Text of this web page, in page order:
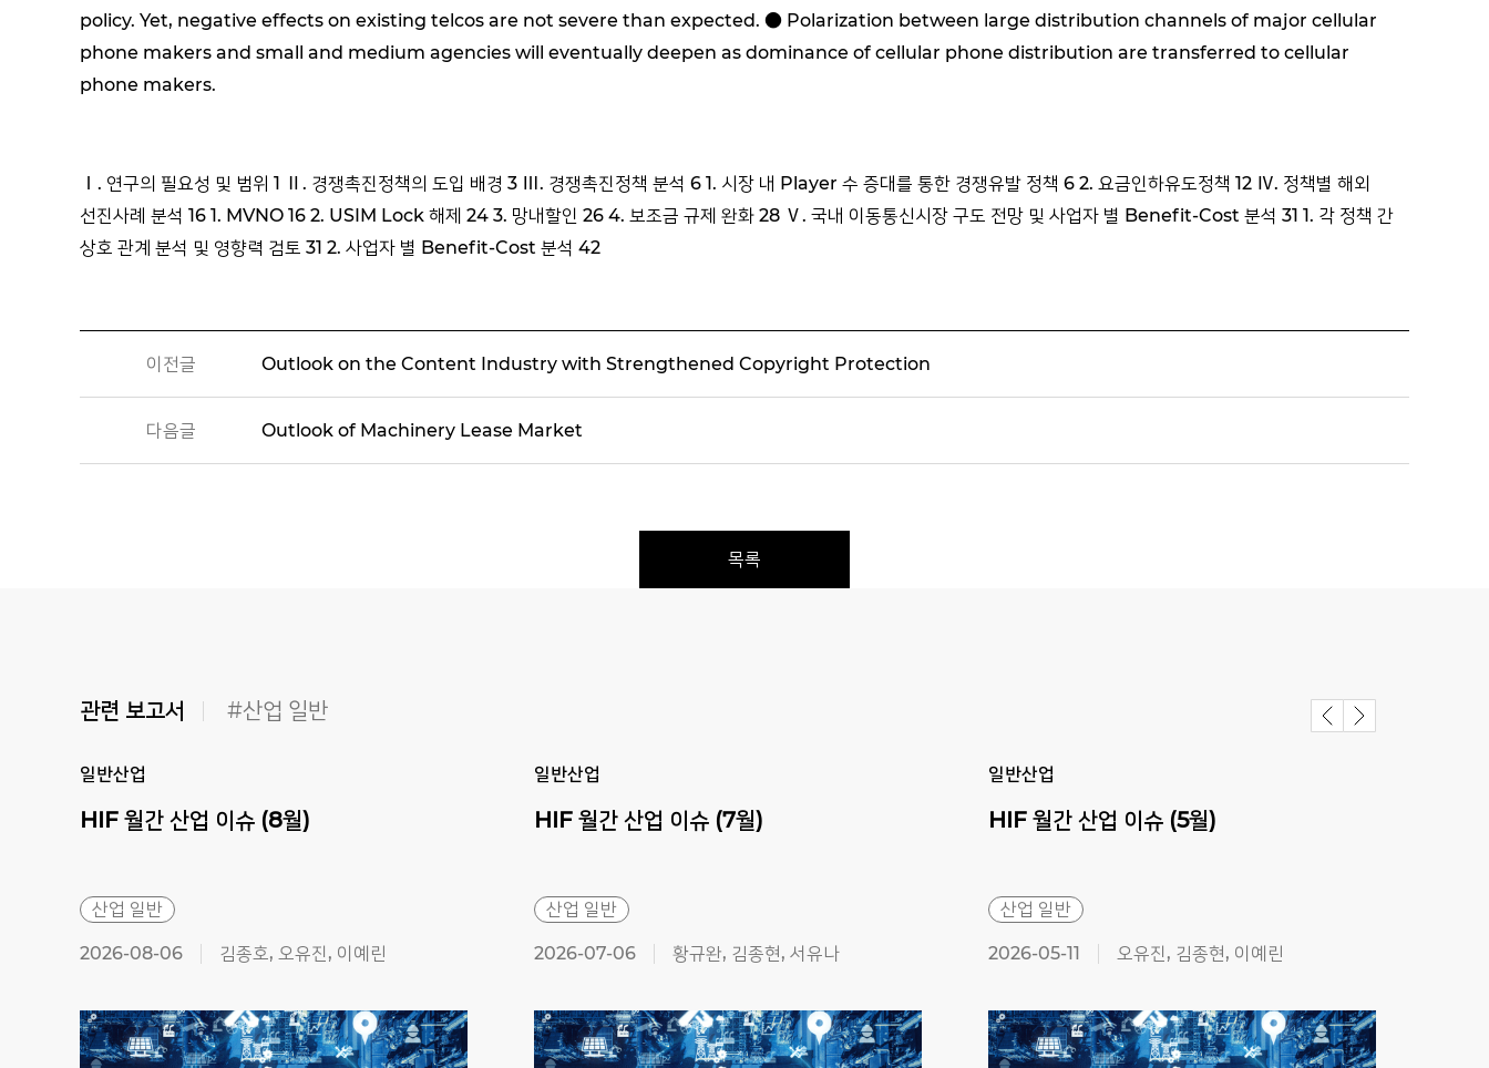
policy. Yet, negative effects on existing telcos are not severe than expected. ● Polarization between large distribution channels of major cellular
phone makers and small and medium agencies will eventually deepen as dominance of cellular phone distribution are transferred to cellular
phone makers.
Ⅰ. 연구의 필요성 및 범위 1 Ⅱ. 경쟁촉진정책의 도입 배경 3 Ⅲ. 경쟁촉진정책 분석 6 1. 시장 내 Player 수 증대를 통한 경쟁유발 정책 6 2. 요금인하유도정책 12 Ⅳ. 정책별 해외
선진사례 분석 16 1. MVNO 16 2. USIM Lock 해제 24 3. 망내할인 26 4. 보조금 규제 완화 28 Ⅴ. 국내 이동통신시장 구도 전망 및 사업자 별 Benefit-Cost 분석 31 1. 각 정책 간
상호 관계 분석 및 영향력 검토 31 2. 사업자 별 Benefit-Cost 분석 42
이전글 Outlook on the Content Industry with Strengthened Copyright Protection
다음글 Outlook of Machinery Lease Market
목록
관련 보고서 #산업 일반
일반산업
HIF 월간 산업 이슈 (8월)
산업 일반
2026-08-06 김종호, 오유진, 이예린
일반산업
HIF 월간 산업 이슈 (7월)
산업 일반
2026-07-06 황규완, 김종현, 서유나
일반산업
HIF 월간 산업 이슈 (5월)
산업 일반
2026-05-11 오유진, 김종현, 이예린